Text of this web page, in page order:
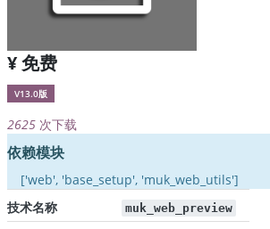
¥ 免费
V13.0版
2625 次下载
依赖模块
['web', 'base_setup', 'muk_web_utils']
技术名称
muk_web_preview